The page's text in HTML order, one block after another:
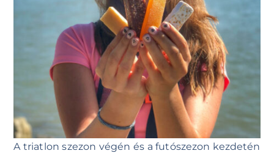
A triatlon szezon végén és a futószezon kezdetén